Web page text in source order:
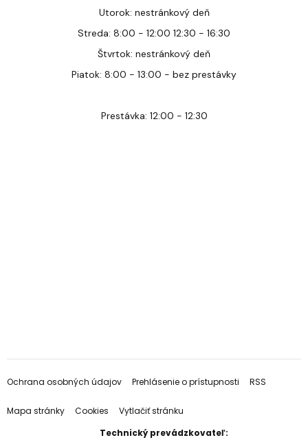
Utorok: nestránkový deň
Streda: 8:00 - 12:00 12:30 - 16:30
Štvrtok: nestránkový deň
Piatok: 8:00 - 13:00 - bez prestávky
Prestávka: 12:00 - 12:30
Ochrana osobných údajov Prehlásenie o prístupnosti RSS
Mapa stránky Cookies
Vytlačiť stránku
Technický prevádzkovateľ: